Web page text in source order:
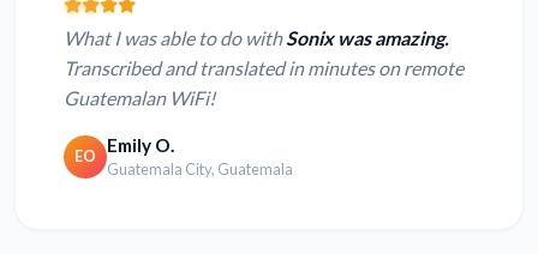
What I was able to do withSonix was amazing.
Transcribed and translated in minutes on remote
Guatemalan WiFi!
EO Emily O.
Guatemala City, Guatemala